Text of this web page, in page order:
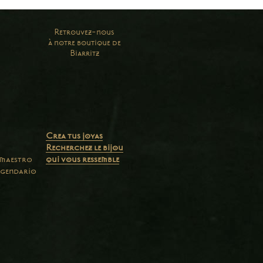
Retrouvez-nous
à notre boutique de
Biarritz
Crea tus joyas
Recherchez le bijou
qui vous ressemble